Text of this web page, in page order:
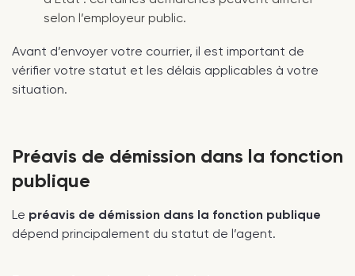
selon l’employeur public.
Avant d’envoyer votre courrier, il est important de
vérifier votre statut et les délais applicables à votre
situation.
Préavis de démission dans la fonction
publique
Le préavis de démission dans la fonction publique
dépend principalement du statut de l’agent.